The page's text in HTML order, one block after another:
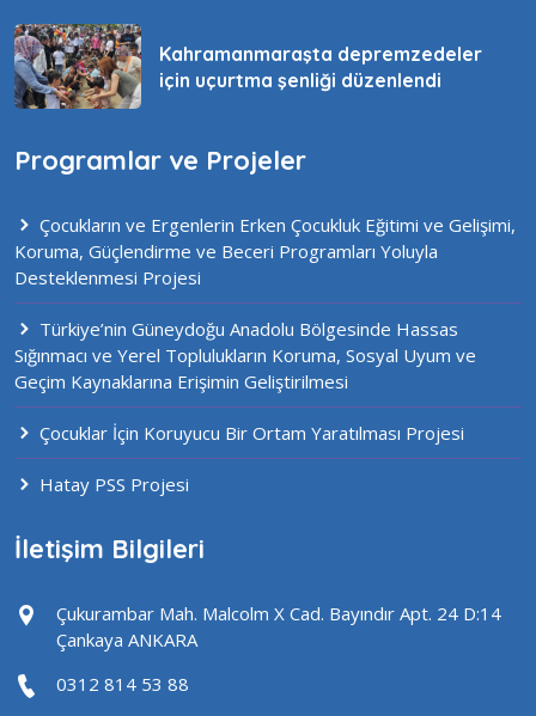
Kahramanmaraşta depremzedeler
için uçurtma şenliği düzenlendi
Programlar ve Projeler
Çocukların ve Ergenlerin Erken Çocukluk Eğitimi ve Gelişimi,
Koruma, Güçlendirme ve Beceri Programları Yoluyla
Desteklenmesi Projesi
Türkiye’nin Güneydoğu Anadolu Bölgesinde Hassas
Sığınmacı ve Yerel Toplulukların Koruma, Sosyal Uyum ve
Geçim Kaynaklarına Erişimin Geliştirilmesi
Çocuklar İçin Koruyucu Bir Ortam Yaratılması Projesi
Hatay PSS Projesi
İletişim Bilgileri
Çukurambar Mah. Malcolm X Cad. Bayındır Apt. 24 D:14
Çankaya ANKARA
0312 814 53 88